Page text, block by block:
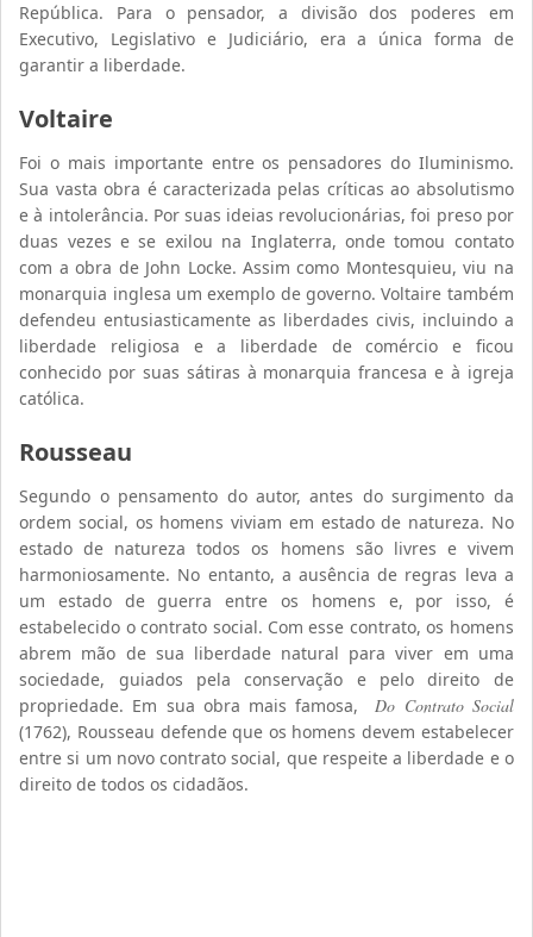
República. Para o pensador, a divisão dos poderes em
Executivo, Legislativo e Judiciário, era a única forma de
garantir a liberdade.
Voltaire
Foi o mais importante entre os pensadores do Iluminismo.
Sua vasta obra é caracterizada pelas críticas ao absolutismo
e à intolerância. Por suas ideias revolucionárias, foi preso por
duas vezes e se exilou na Inglaterra, onde tomou contato
com a obra de John Locke. Assim como Montesquieu, viu na
monarquia inglesa um exemplo de governo. Voltaire também
defendeu entusiasticamente as liberdades civis, incluindo a
liberdade religiosa e a liberdade de comércio e ficou
conhecido por suas sátiras à monarquia francesa e à igreja
católica.
Rousseau
Segundo o pensamento do autor, antes do surgimento da
ordem social, os homens viviam em estado de natureza. No
estado de natureza todos os homens são livres e vivem
harmoniosamente. No entanto, a ausência de regras leva a
um estado de guerra entre os homens e, por isso, é
estabelecido o contrato social. Com esse contrato, os homens
abrem mão de sua liberdade natural para viver em uma
sociedade, guiados pela conservação e pelo direito de
propriedade. Em sua obra mais famosa,
Do Contrato Social
(1762), Rousseau defende que os homens devem estabelecer
entre si um novo contrato social, que respeite a liberdade e o
direito de todos os cidadãos.